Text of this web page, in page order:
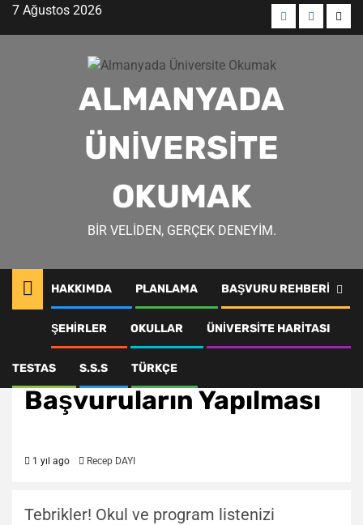
Skip7 Ağustos 2026
MenüMenü
ALMANYADA
ÜNIVERSITE
OKUMAK
BIR VELIDEN, GERÇEK DENEYIM.
HAKKIMDA PLANLAMA BAŞVURU REHBERI
ŞEHIRLER OKULLAR ÜNIVERSITE HARITASI
TESTAS S.S.S TÜRKÇE
Almanya Üniversite
Başvuru Rehberi VI –
Başvuruların Yapılması
1 yıl ago Recep DAYI
Tebrikler! Okul ve program listenizi